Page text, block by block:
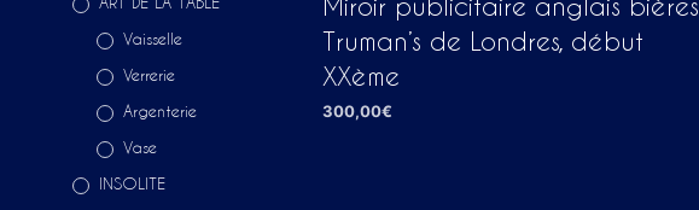
Vaisselle
Verrerie
Argenterie
Vase
INSOLITE
Miroir publicitaire anglais bières
Truman’s de Londres, début
XXème
300,00€